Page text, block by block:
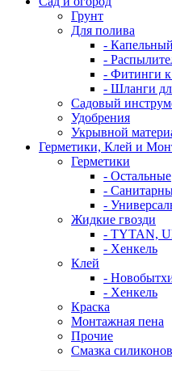
Грунт
Для полива
-
-
- Фитинги
- Шланги
Садовый
Удобрения
Укрывной
Герметики, Клей и
Герметики
- Остальные
-
-
Жидкие гвозди
- TYTAN,
- Хенкель
Клей
-
- Хенкель
Краска
Монтажная пена
Прочие
Смазка